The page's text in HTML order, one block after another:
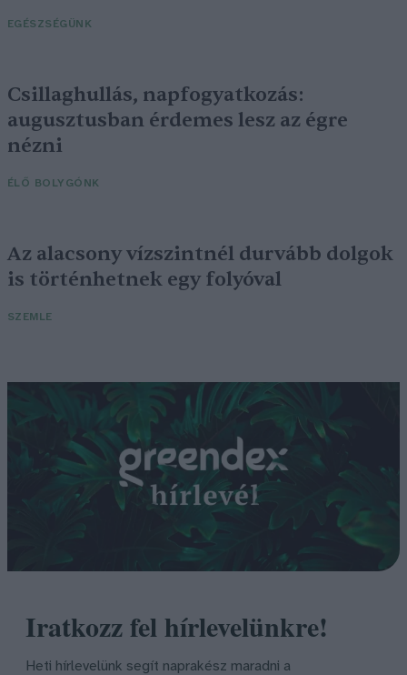
EGÉSZSÉGÜNK
Csillaghullás, napfogyatkozás:
augusztusban érdemes lesz az égre
nézni
ÉLŐ BOLYGÓNK
Az alacsony vízszintnél durvább dolgok
is történhetnek egy folyóval
SZEMLE
Iratkozz fel hírlevelünkre!
Heti hírlevelünk segít naprakész maradni a